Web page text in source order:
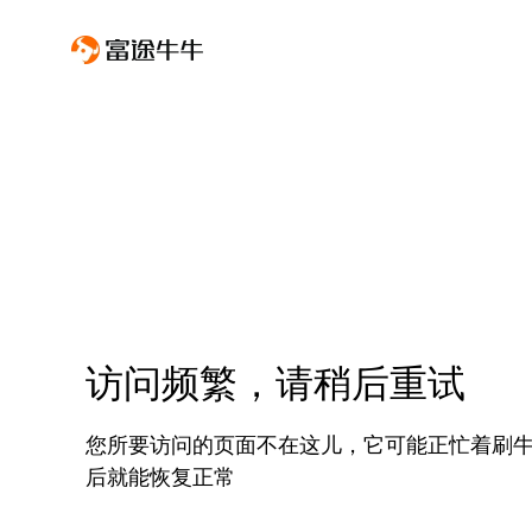
访问频繁，请稍后重试
您所要访问的页面不在这儿，它可能正忙着刷
后就能恢复正常